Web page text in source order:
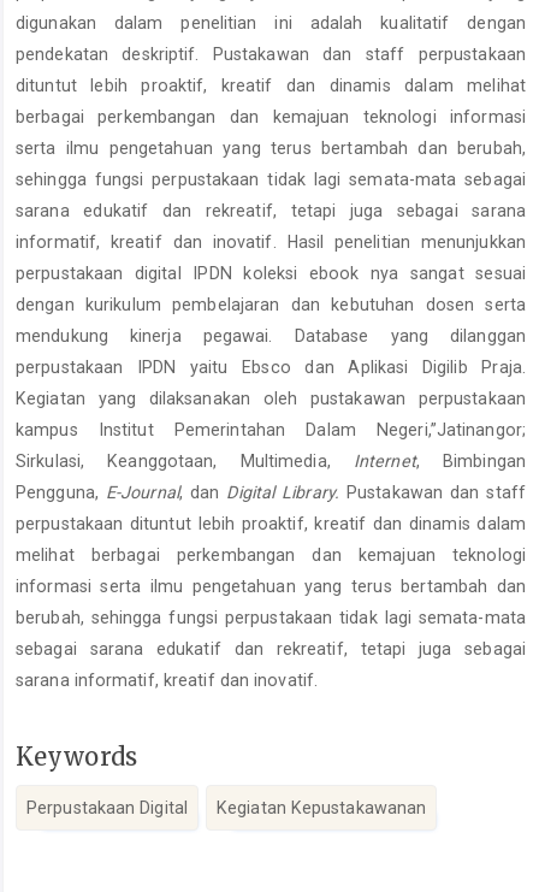
digunakan dalam penelitian ini adalah kualitatif dengan
pendekatan deskriptif. Pustakawan dan staff perpustakaan
dituntut lebih proaktif, kreatif dan dinamis dalam melihat
berbagai perkembangan dan kemajuan teknologi informasi
serta ilmu pengetahuan yang terus bertambah dan berubah,
sehingga fungsi perpustakaan tidak lagi semata-mata sebagai
sarana edukatif dan rekreatif, tetapi juga sebagai sarana
informatif, kreatif dan inovatif. Hasil penelitian menunjukkan
perpustakaan digital IPDN koleksi ebook nya sangat sesuai
dengan kurikulum pembelajaran dan kebutuhan dosen serta
mendukung kinerja pegawai. Database yang dilanggan
perpustakaan IPDN yaitu Ebsco dan Aplikasi Digilib Praja.
Kegiatan yang dilaksanakan oleh pustakawan perpustakaan
kampus Institut Pemerintahan Dalam Negeri,”Jatinangor;
Sirkulasi, Keanggotaan, Multimedia, Internet, Bimbingan
Pengguna, E-Journal, dan Digital Library. Pustakawan dan staff
perpustakaan dituntut lebih proaktif, kreatif dan dinamis dalam
melihat berbagai perkembangan dan kemajuan teknologi
informasi serta ilmu pengetahuan yang terus bertambah dan
berubah, sehingga fungsi perpustakaan tidak lagi semata-mata
sebagai sarana edukatif dan rekreatif, tetapi juga sebagai
sarana informatif, kreatif dan inovatif.
Keywords
Perpustakaan Digital Kegiatan Kepustakawanan